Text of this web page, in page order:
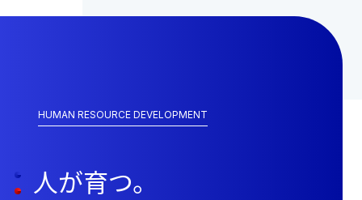
HUMAN RESOURCE DEVELOPMENT
人が育つ。